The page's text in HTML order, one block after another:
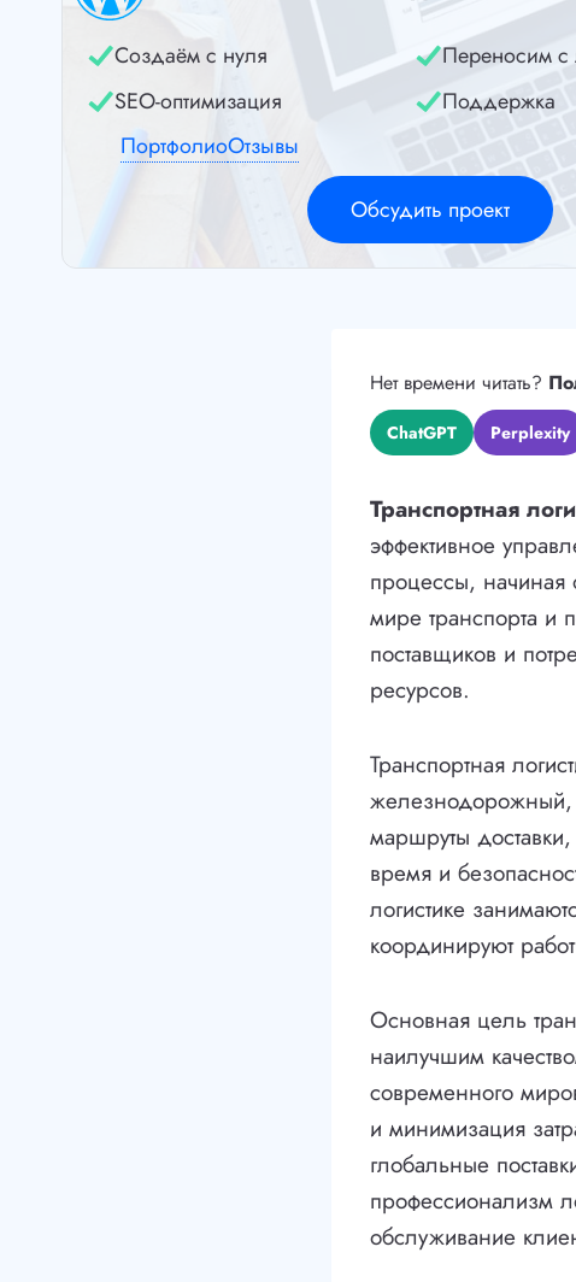
Создаём с нуля
Переносим
SEO-оптимизация
Поддержка
ПортфолиоОтзывы
Обсудить проект
Нет времени читать?
ChatGPT Perplexity
Транспортная
эффективное
процессы, начиная
мире транспорта и
поставщиков и
ресурсов.
Транспортная
железнодорожный,
маршруты доставки,
время и
логистике
координируют
Основная цель
наилучшим
современного
и минимизация
глобальные
профессионализм
обслуживание